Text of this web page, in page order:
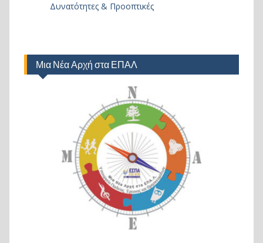
Δυνατότητες & Προοπτικές
Μια Νέα Αρχή στα ΕΠΑΛ